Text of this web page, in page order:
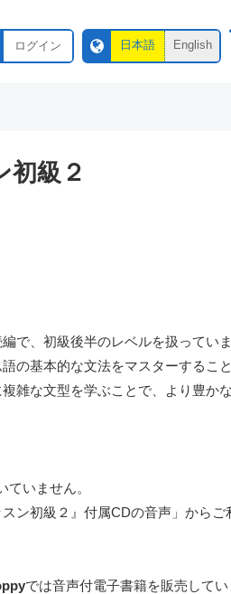
ログイン 日本語 English
初級２
で、初級後半のレベルを扱ってい
の基本的な文法をマスターするこ
雑な文型を学ぶことで、より豊か
いません。
ン初級２』付属CDの音声」からご
では音声付電子書籍を販売してい